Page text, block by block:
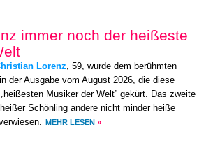
immer noch der heißeste
Lorenz , 59, wurde dem berühmten
der Ausgabe vom August 2026, die diese
Musiker der Welt” gekürt. Das zweite
Schönling andere nicht minder heiße
MEHR LESEN »